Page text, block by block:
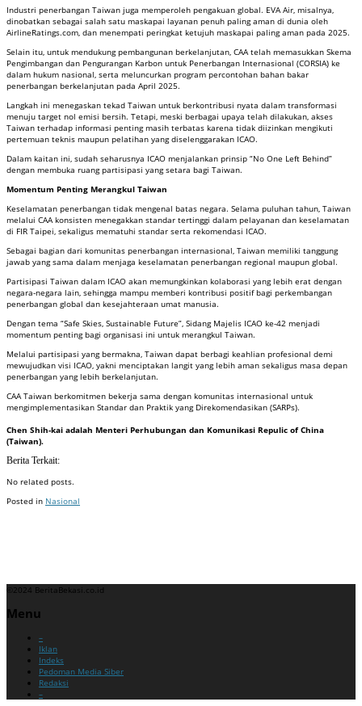
Industri penerbangan Taiwan juga memperoleh pengakuan global. EVA Air, misalnya,
dinobatkan sebagai salah satu maskapai layanan penuh paling aman di dunia oleh
AirlineRatings.com, dan menempati peringkat ketujuh maskapai paling aman pada 2025.
Selain itu, untuk mendukung pembangunan berkelanjutan, CAA telah memasukkan Skema
Pengimbangan dan Pengurangan Karbon untuk Penerbangan Internasional (CORSIA) ke
dalam hukum nasional, serta meluncurkan program percontohan bahan bakar
penerbangan berkelanjutan pada April 2025.
Langkah ini menegaskan tekad Taiwan untuk berkontribusi nyata dalam transformasi
menuju target nol emisi bersih. Tetapi, meski berbagai upaya telah dilakukan, akses
Taiwan terhadap informasi penting masih terbatas karena tidak diizinkan mengikuti
pertemuan teknis maupun pelatihan yang diselenggarakan ICAO.
Dalam kaitan ini, sudah seharusnya ICAO menjalankan prinsip “No One Left Behind”
dengan membuka ruang partisipasi yang setara bagi Taiwan.
Momentum Penting Merangkul Taiwan
Keselamatan penerbangan tidak mengenal batas negara. Selama puluhan tahun, Taiwan
melalui CAA konsisten menegakkan standar tertinggi dalam pelayanan dan keselamatan
di FIR Taipei, sekaligus mematuhi standar serta rekomendasi ICAO.
Sebagai bagian dari komunitas penerbangan internasional, Taiwan memiliki tanggung
jawab yang sama dalam menjaga keselamatan penerbangan regional maupun global.
Partisipasi Taiwan dalam ICAO akan memungkinkan kolaborasi yang lebih erat dengan
negara-negara lain, sehingga mampu memberi kontribusi positif bagi perkembangan
penerbangan global dan kesejahteraan umat manusia.
Dengan tema “Safe Skies, Sustainable Future”, Sidang Majelis ICAO ke-42 menjadi
momentum penting bagi organisasi ini untuk merangkul Taiwan.
Melalui partisipasi yang bermakna, Taiwan dapat berbagi keahlian profesional demi
mewujudkan visi ICAO, yakni menciptakan langit yang lebih aman sekaligus masa depan
penerbangan yang lebih berkelanjutan.
CAA Taiwan berkomitmen bekerja sama dengan komunitas internasional untuk
mengimplementasikan Standar dan Praktik yang Direkomendasikan (SARPs).
Chen Shih-kai adalah Menteri Perhubungan dan Komunikasi Repulic of China
(Taiwan).
Berita Terkait:
No related posts.
Posted in Nasional
©2024 BeritaBekasi.co.id
Menu
–
Iklan
Indeks
Pedoman Media Siber
Redaksi
–